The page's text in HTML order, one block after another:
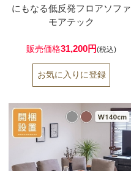
にもなる低反発フロアソファ
モアテック
販売価格31,200円(税込)